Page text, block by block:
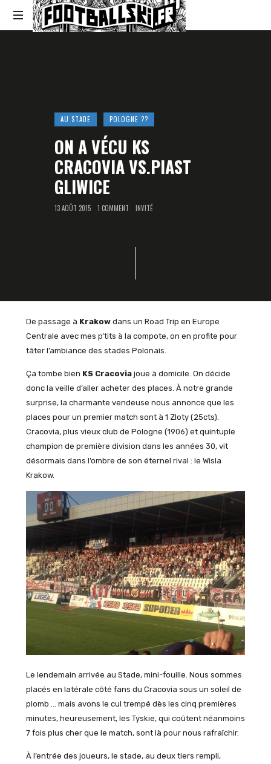
Footballski
AU STADE POLOGNE ??
ON A VÉCU KS
CRACOVIA VS.PIAST
GLIWICE
13 AOÛT 2015 1 COMMENT INVITÉ
De passage à Krakowdans un Road Trip en Europe
Centrale avec mes p’tits à la compote, on en profite pour
tâter l’ambiance des stades Polonais.
Ça tombe bien KS Cracoviajoue à domicile. On décide
donc la veille d’aller acheter des places. À notre grande
surprise, la charmante vendeuse nous annonce que les
places pour un premier match sont à 1 Zloty (25cts).
Cracovia, plus vieux club de Pologne (1906) et quintuple
champion de première division dans les années 30, vit
désormais dans l’ombre de son éternel rival : le Wisla
Krakow.
Le lendemain arrivée au Stade, mini-fouille. Nous sommes
placés en latérale côté fans du Cracovia sous un soleil de
plomb … mais avons le cul trempé dès les cinq premières
minutes, heureusement, les Tyskie, qui coûtent néanmoins
7 fois plus cher que le match, sont là pour nous rafraîchir.
À l’entrée des joueurs, le stade, au deux tiers rempli,